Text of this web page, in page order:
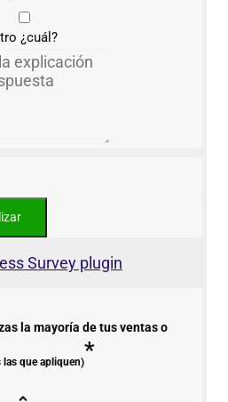
¿cuál?
Survey plugin
la mayoría de tus ventas o
las que apliquen)*